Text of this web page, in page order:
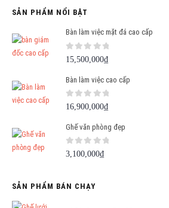
SẢN PHẨM NỔI BẬT
Bàn làm việc mặt đá cao cấp
0 out of 5
15,500,000₫
Bàn làm việc cao cấp
0out of 5
16,900,000₫
Ghế văn phòng đẹp
0 out of 5
3,100,000₫
SẢN PHẨM BÁN CHẠY